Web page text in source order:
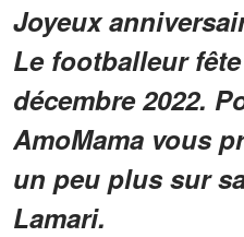
Joyeux
Le footballeur
décembre 2022.
AmoMama vous
un peu plus sur
Lamari.